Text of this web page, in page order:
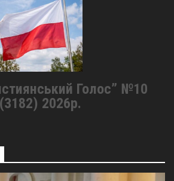
Голос” №10
(3182) 2026р.